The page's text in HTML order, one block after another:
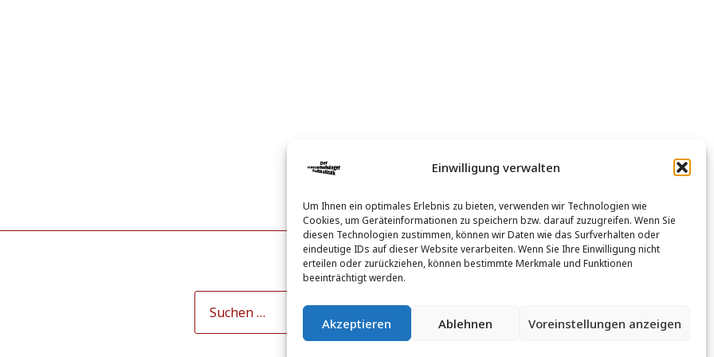
Einwilligung verwalten
Um Ihnen ein optimales Erlebnis zu bieten, verwenden wir Technologien wie
Cookies, um Geräteinformationen zu speichern bzw. darauf zuzugreifen. Wenn Sie
diesen Technologien zustimmen, können wir Daten wie das Surfverhalten oder
eindeutige IDs auf dieser Website verarbeiten. Wenn Sie Ihre Einwilligung nicht
erteilen oder zurückziehen, können bestimmte Merkmale und Funktionen
beeinträchtigt werden.
Akzeptieren Ablehnen Voreinstellungen anzeigen